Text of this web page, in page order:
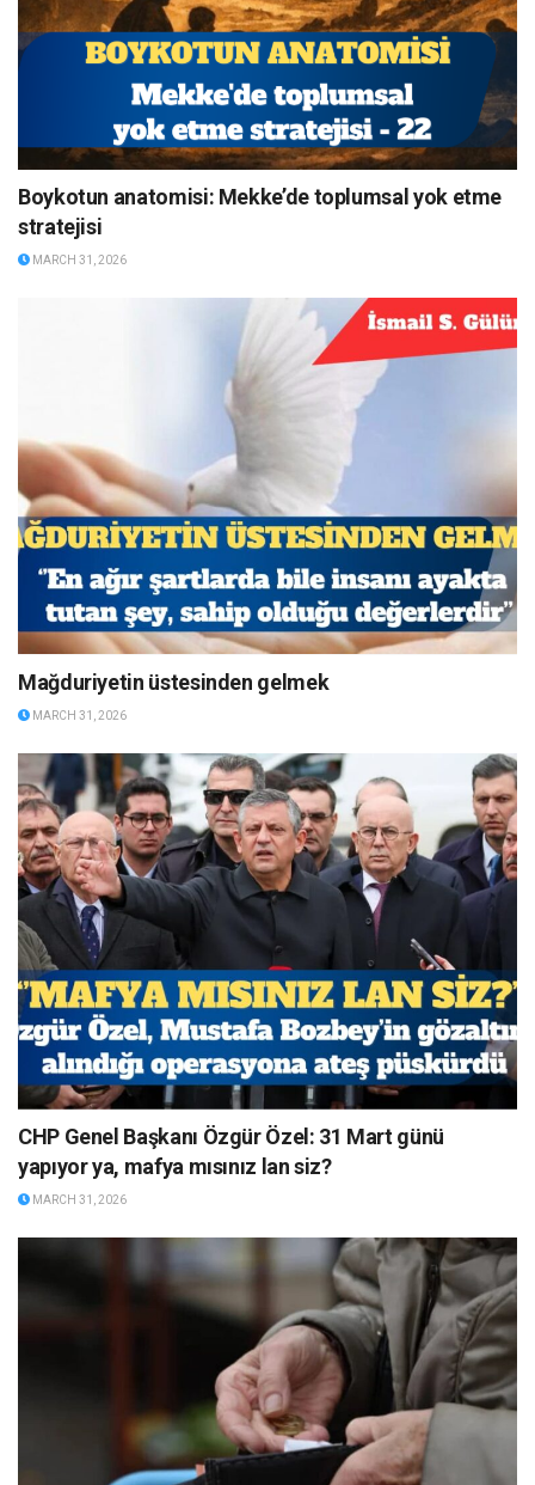
Boykotun anatomisi: Mekke’de toplumsal yok etme
stratejisi
MARCH 31, 2026
Mağduriyetin üstesinden gelmek
MARCH 31, 2026
CHP Genel Başkanı Özgür Özel: 31 Mart günü
yapıyor ya, mafya mısınız lan siz?
MARCH 31, 2026